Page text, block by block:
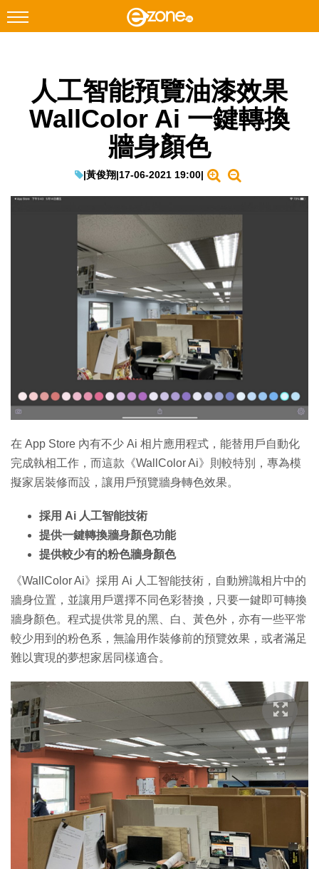
Facebook Instagram
科技焦點
教學評測
生成式AI與雲端應用
Enterprise Digital Transformation
人工智能預覽油漆效果
WallColor Ai 一鍵轉換
牆身顏色
|黃俊翔|17-06-2021 19:00|
在 App Store 內有不少 Ai 相片應用程式，能替用戶自動化
完成執相工作，而這款《WallColor Ai》則較特別，專為模
擬家居裝修而設，讓用戶預覽牆身轉色效果。
採用 Ai 人工智能技術
提供一鍵轉換牆身顏色功能
提供較少有的粉色牆身顏色
《WallColor Ai》採用 Ai 人工智能技術，自動辨識相片中的
牆身位置，並讓用戶選擇不同色彩替換，只要一鍵即可轉換
牆身顏色。程式提供常見的黑、白、黃色外，亦有一些平常
較少用到的粉色系，無論用作裝修前的預覽效果，或者滿足
難以實現的夢想家居同樣適合。